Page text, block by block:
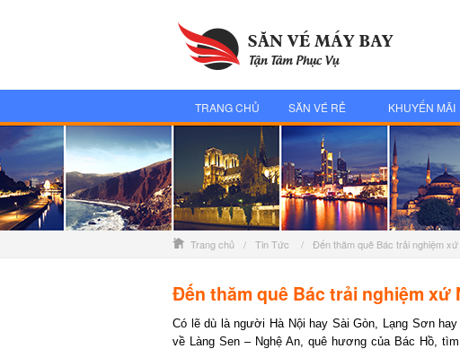
TRANG CHỦ SĂN VÉ RẺ KHUYẾN MÃI
Trang chủ / Tin Tức / Đến thăm quê Bác trải nghiệm
Đến thăm quê Bác trải nghiệm xứ
Có lẽ dù là người Hà Nội hay Sài Gòn, Lạng Sơn
về Làng Sen – Nghệ An, quê hương của Bác Hồ,